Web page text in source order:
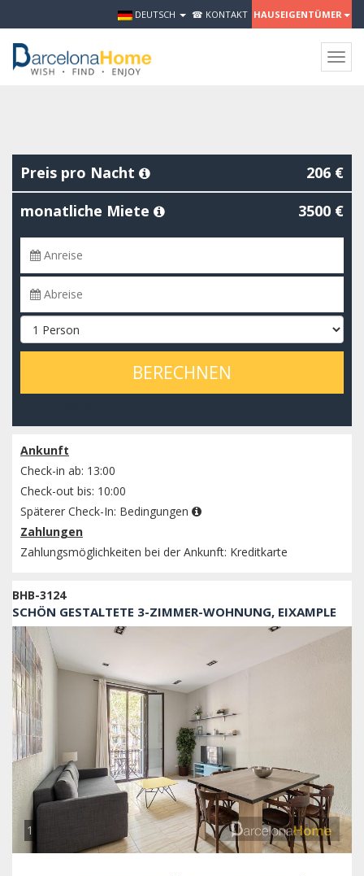
DEUTSCH ☎ KONTAKT HAUSEIGENTÜMER
Preis pro Nacht
206 €
monatliche Miete
3500 €
BERECHNEN
Ankunft
Check-in ab: 13:00
Check-out bis: 10:00
Späterer Check-In: Bedingungen
Zahlungen
Zahlungsmöglichkeiten bei der Ankunft: Kreditkarte
BHB-3124
SCHÖN GESTALTETE 3-ZIMMER-WOHNUNG, EIXAMPLE
1